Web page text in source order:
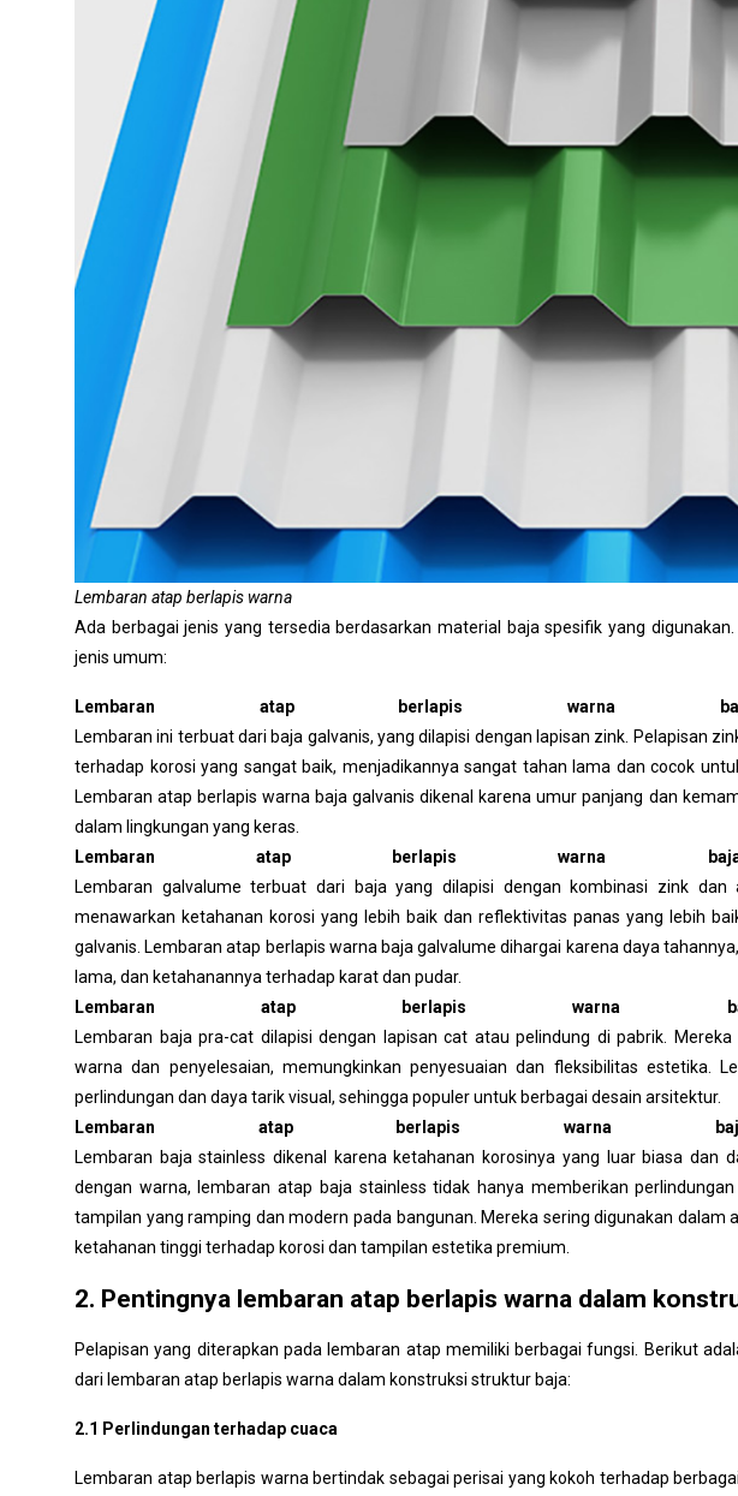
Lembaran atap berlapis warna
Ada berbagai jenis yang tersedia berdasarkan material baja spesifik yang
jenis umum:
Lembaran atap berlapis warna
Lembaran ini terbuat dari baja galvanis, yang dilapisi dengan lapisan zink. Pelapisan
terhadap korosi yang sangat baik, menjadikannya sangat tahan lama dan cocok
Lembaran atap berlapis warna baja galvanis dikenal karena umur panjang dan
dalam lingkungan yang keras.
Lembaran atap berlapis warna baja
Lembaran galvalume terbuat dari baja yang dilapisi dengan kombinasi zink dan
menawarkan ketahanan korosi yang lebih baik dan reflektivitas panas yang lebih
galvanis. Lembaran atap berlapis warna baja galvalume dihargai karena daya
lama, dan ketahanannya terhadap karat dan pudar.
Lembaran atap berlapis warna
Lembaran baja pra-cat dilapisi dengan lapisan cat atau pelindung di pabrik.
warna dan penyelesaian, memungkinkan penyesuaian dan fleksibilitas estetika.
perlindungan dan daya tarik visual, sehingga populer untuk berbagai desain arsitektur.
Lembaran atap berlapis warna
Lembaran baja stainless dikenal karena ketahanan korosinya yang luar biasa dan
dengan warna, lembaran atap baja stainless tidak hanya memberikan
tampilan yang ramping dan modern pada bangunan. Mereka sering digunakan dalam
ketahanan tinggi terhadap korosi dan tampilan estetika premium.
2. Pentingnya lembaran atap berlapis warna dalam
Pelapisan yang diterapkan pada lembaran atap memiliki berbagai fungsi. Berikut
dari lembaran atap berlapis warna dalam konstruksi struktur baja:
2.1 Perlindungan terhadap cuaca
Lembaran atap berlapis warna bertindak sebagai perisai yang kokoh terhadap